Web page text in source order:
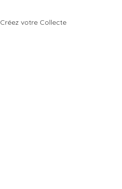
Créez votre Collecte